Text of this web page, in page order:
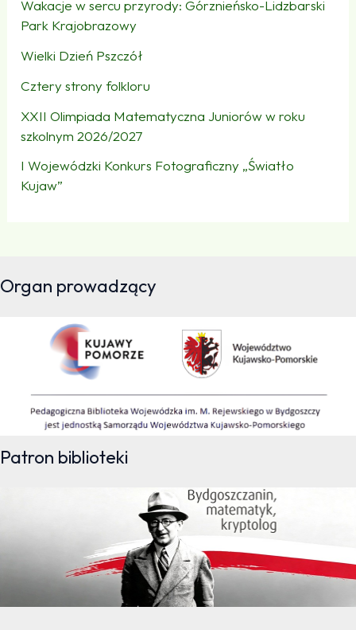
Wakacje w sercu przyrody: Górznieńsko-Lidzbarski
Park Krajobrazowy
Wielki Dzień Pszczół
Cztery strony folkloru
XXII Olimpiada Matematyczna Juniorów w roku
szkolnym 2026/2027
I Wojewódzki Konkurs Fotograficzny „Światło
Kujaw”
Organ prowadzący
Patron biblioteki